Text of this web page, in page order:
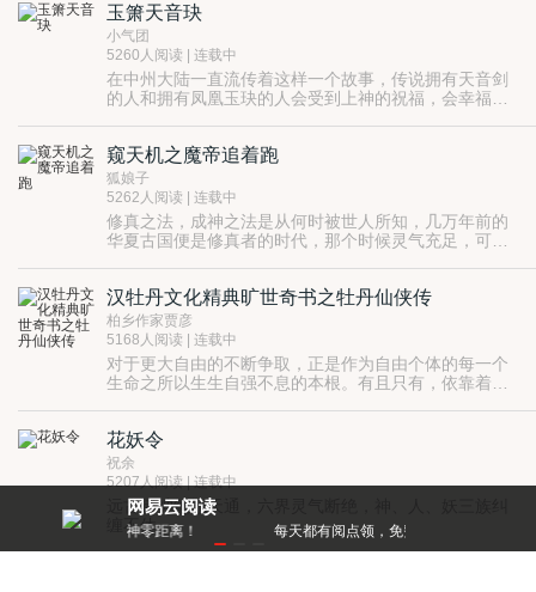
了欢喜。小树赶着攥住小姑娘的袖子，一边跟着走一边
纠结要不要攥住袖子的小手。
这是一个温暖的故事，听我慢慢讲给大家听哦~
玉箫天音玦
小气团
5260人阅读 | 连载中
在中州大陆一直流传着这样一个故事，传说拥有天音剑
的人和拥有凤凰玉玦的人会受到上神的祝福，会幸福的
又将会面临怎样的抉择？
窥天机之魔帝追着跑
狐娘子
5262人阅读 | 连载中
修真之法，成神之法是从何时被世人所知，几万年前的
华夏古国便是修真者的时代，那个时候灵气充足，可谓
少数修真者靠世代相传才保留下一两本修真功法，。
地的每一处，修真时代将再次崛起。
明月她以为她是世界上一个无关紧要的普通人，直到发
现自己能窥探天机，而且资质更是绝无仅有的混沌元
根，只是品读修法，修为便能上一阶，怀着可以改变时
代的能力，她只是想保护自己的家人和朋友……但是身
怀天机一切显得不那么简单。
汉牡丹文化精典旷世奇书之牡丹仙侠传
柏乡作家贾彦
5168人阅读 | 连载中
对于更大自由的不断争取，正是作为自由个体的每一个
生命之所以生生自强不息的本根。有且只有，依靠着坚
锁，解封自己，重返天界。
牡丹仙侠，从何而来，又向何处去？就让你的自由思绪
随着牡丹仙侠的神怪奇异录随流而动吧……
花妖令
祝余
5207人阅读 | 连载中
远古诸神绝地天通，六界灵气断绝，神、人、妖三族纠
缠不休。
半人半妖的花晓月成为玄门弃子，注定夭折的她却逆天
网易云阅读
每天都有阅点领，免费就能看好书